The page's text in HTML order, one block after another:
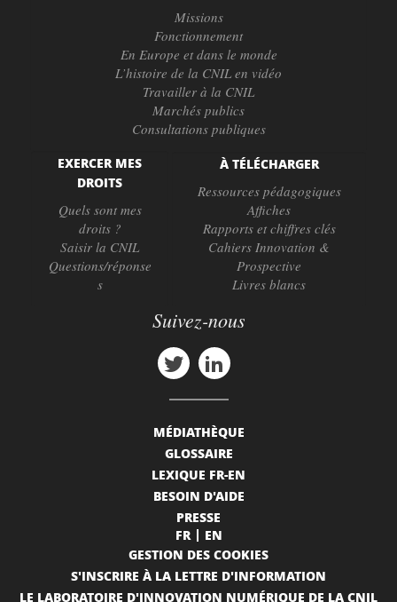
Missions
Fonctionnement
En Europe et dans le monde
L’histoire de la CNIL en vidéo
Travailler à la CNIL
Marchés publics
Consultations publiques
EXERCER MES
DROITS
Quels sont mes
droits ?
Saisir la CNIL
Questions/réponse
s
À TÉLÉCHARGER
Ressources pédagogiques
Affiches
Rapports et chiffres clés
Cahiers Innovation &
Prospective
Livres blancs
Suivez-nous
MÉDIATHÈQUE
GLOSSAIRE
LEXIQUE FR-EN
BESOIN D'AIDE
PRESSE
FR
EN
GESTION DES COOKIES
S'INSCRIRE À LA LETTRE D'INFORMATION
LE LABORATOIRE D'INNOVATION NUMÉRIQUE DE LA CNIL